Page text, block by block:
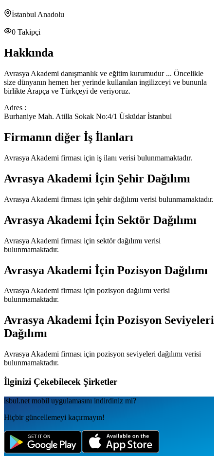
İstanbul Anadolu
0 Takipçi
Hakkında
Avrasya Akademi danışmanlık ve eğitim kurumudur ... Öncelikle
size dünyanın hemen her yerinde kullanılan ingilizceyi ve bununla
birlikte Arapça ve Türkçeyi de veriyoruz.
Adres :
Burhaniye Mah. Atilla Sokak No:4/1 Üsküdar İstanbul
Firmanın diğer İş İlanları
Avrasya Akademi firması için iş ilanı verisi bulunmamaktadır.
Avrasya Akademi İçin Şehir Dağılımı
Avrasya Akademi firması için şehir dağılımı verisi bulunmamaktadır.
Avrasya Akademi İçin Sektör Dağılımı
Avrasya Akademi firması için sektör dağılımı verisi
bulunmamaktadır.
Avrasya Akademi İçin Pozisyon Dağılımı
Avrasya Akademi firması için pozisyon dağılımı verisi
bulunmamaktadır.
Avrasya Akademi İçin Pozisyon Seviyeleri
Dağılımı
Avrasya Akademi firması için pozisyon seviyeleri dağılımı verisi
bulunmamaktadır.
İlginizi Çekebilecek Şirketler
isbul.net mobil uygulamаsını indirdiniz mi?
Hiçbir güncellemeyi kaçırmayın!